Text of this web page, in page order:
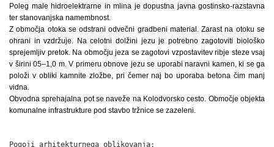
Poleg male hidroelektrarne in mlina je dopustna javna gostinsko-razstavna
ter stanovanjska namembnost.
Z območja otoka se odstrani odvečni gradbeni material. Zarast na otoku se
ohrani in vzdržuje. Na celotni dolžini jezu je potrebno zagotoviti biološko
sprejemljiv pretok. Na območju jeza se zagotovi vzpostavitev ribje steze vsaj
v širini 05–1,0 m. V primeru obnove jezu se uporabi naravni kamen, ki se ga
položi v obliki kamnite zložbe, pri čemer naj bo uporaba betona čim manj
vidna.
Obvodna sprehajalna pot se naveže na Kolodvorsko cesto. Območje objekta
komunalne infrastrukture pod stavbo tržnice se zazeleni.
Pogoji arhitekturnega oblikovanja: